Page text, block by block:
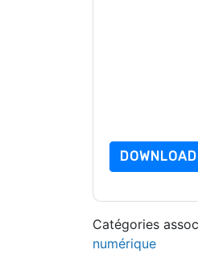
DOWNLOAD
Catégories
numérique